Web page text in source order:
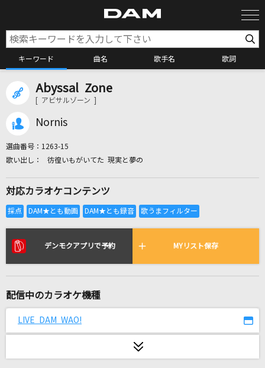
キーワード 曲名 歌手名 歌詞
カラオケ検索
全国りれき
リアルタイムで歌われている曲の一覧
Go the Distance
Alone
Abyssal Zone
[ アビサルゾーン ]
Nornis
選曲番号： 1263-15
彷徨いもがいてた 現実と夢の
対応カラオケコンテンツ
デンモクアプリで予約 MYリスト保存
配信中のカラオケ機種
LIVE DAM WAO!